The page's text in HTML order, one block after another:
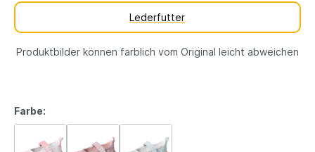
Lederfutter
Produktbilder können farblich vom Original leicht abweichen
Farbe: